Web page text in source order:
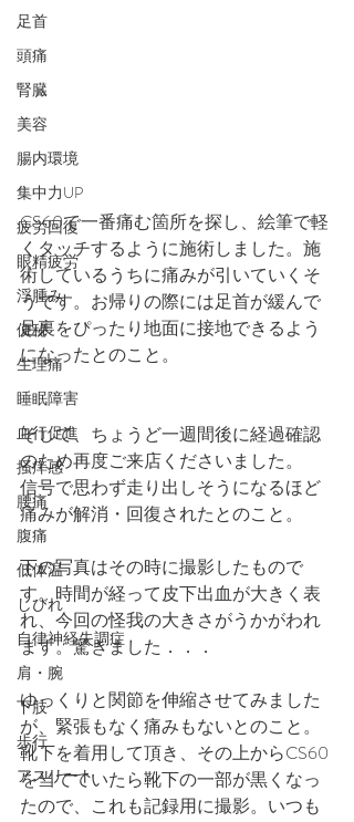
足首
頭痛
腎臓
美容
腸内環境
集中力UP
疲労回復
眼精疲労
浮腫み
便秘
生理痛
睡眠障害
血行促進
掻痒感
腰痛
腹痛
低体温
しびれ
自律神経失調症
肩・腕
下肢
歩行
アスリート
CS60で一番痛む箇所を探し、絵筆で軽
くタッチするように施術しました。施
術しているうちに痛みが引いていくそ
うです。お帰りの際には足首が緩んで
足裏をぴったり地面に接地できるよう
になったとのこと。
そして、ちょうど一週間後に経過確認
のため再度ご来店くださいました。
信号で思わず走り出しそうになるほど
痛みが解消・回復されたとのこと。
下の写真はその時に撮影したもので
す。時間が経って皮下出血が大きく表
れ、今回の怪我の大きさがうかがわれ
ます。驚きました．．．
ゆっくりと関節を伸縮させてみました
が、緊張もなく痛みもないとのこと。
靴下を着用して頂き、その上からCS60
を当てていたら靴下の一部が黒くなっ
たので、これも記録用に撮影。いつも